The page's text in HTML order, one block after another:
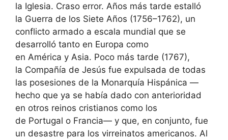
la Iglesia. Craso error. Años más tarde estalló
la Guerra de los Siete Años (1756–1762), un
conflicto armado a escala mundial que se
desarrolló tanto en Europa como
en América y Asia. Poco más tarde (1767),
la Compañía de Jesús fue expulsada de todas
las posesiones de la Monarquía Hispánica —
hecho que ya se había dado con anterioridad
en otros reinos cristianos como los
de Portugal o Francia— y que, en conjunto, fue
un desastre para los virreinatos americanos. Al